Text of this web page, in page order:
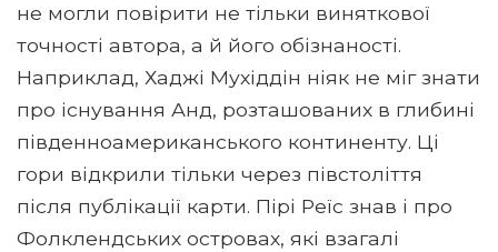
не могли повірити не тільки виняткової
точності автора, а й його обізнаності.
Наприклад, Хаджі Мухіддін ніяк не міг знати
про існування Анд, розташованих в глибині
південноамериканського континенту. Ці
гори відкрили тільки через півстоліття
після публікації карти. Пірі Реїс знав і про
Фолклендських островах, які взагалі